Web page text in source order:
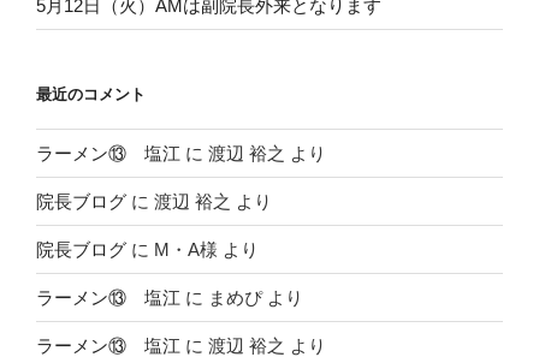
5月12日（火）AMは副院長外来となります
最近のコメント
ラーメン⑬ 塩江 に 渡辺 裕之 より
院長ブログ に 渡辺 裕之 より
院長ブログ に M・A様 より
ラーメン⑬ 塩江 に まめぴより
ラーメン⑬ 塩江 に 渡辺 裕之 より